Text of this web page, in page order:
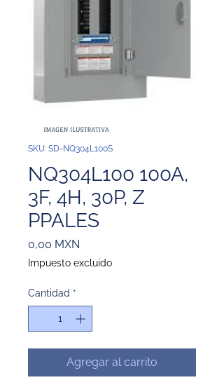
SKU: SD-NQ304L100S
NQ304L100 100A,
3F, 4H, 30P, Z
PPALES
0,00 MXN
Impuesto excluido
Cantidad *
Agregar al carrito